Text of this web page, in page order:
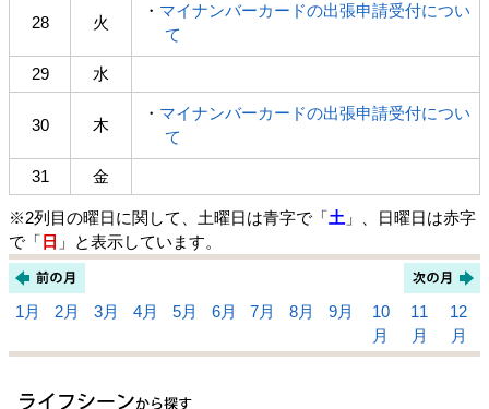
28 火
・ マイナンバーカードの出張申請受付につい
て
29 水
30 木
・ マイナンバーカードの出張申請受付につい
て
31 金
※2列目の曜日に関して、土曜日は青字で「土 」、日曜日は赤字
で「 日 」と表示しています。
1月 2月 3月 4月 5月 6月 7月 8月 9月
10
月
11
月
12
月